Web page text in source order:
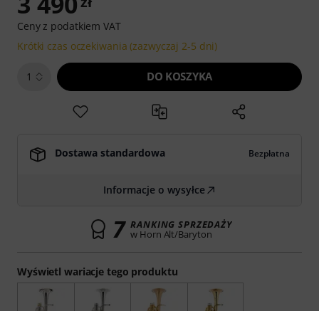
Wyświetl wariacje tego produktu
Ceny z podatkiem VAT
Krótki czas oczekiwania (zazwyczaj 2-5 dni)
1 DO KOSZYKA
Dostawa standardowa Bezpłatna
Informacje o wysyłce
7 RANKING SPRZEDAŻY
w Horn Alt/Baryton